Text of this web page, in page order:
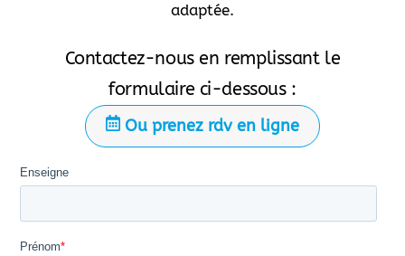
adaptée.
Contactez-nous en remplissant le
formulaire ci-dessous :
Ou prenez rdv en ligne